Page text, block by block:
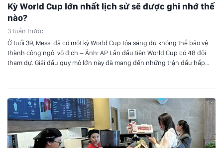
Kỳ World Cup lớn nhất lịch sử sẽ được ghi nhớ thế
nào?
3 tuần trước
Ở tuổi 39, Messi đã có một kỳ World Cup tỏa sáng dù không thể bảo vệ
thành công ngôi vô địch – Ảnh: AP Lần đầu tiên World Cup có 48 đội
tham dự. Giải đấu quy mô lớn này đã mang đến những trận đấu hấp